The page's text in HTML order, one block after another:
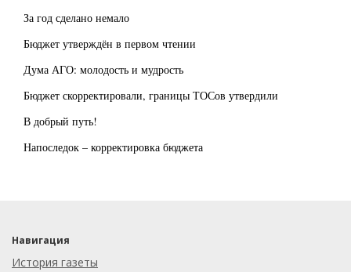
За год сделано немало
Бюджет утверждён в первом чтении
Дума АГО: молодость и мудрость
Бюджет скорректировали, границы ТОСов утвердили
В добрый путь!
Напоследок – корректировка бюджета
Навигация
История газеты